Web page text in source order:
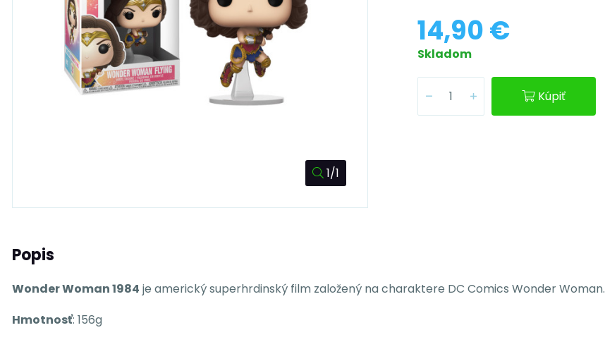
1/1
14,90 €
Skladom
Kúpiť
Popis
Wonder Woman 1984 je americký superhrdinský film založený na charaktere DC Comics Wonder Woman.
Hmotnosť: 156g